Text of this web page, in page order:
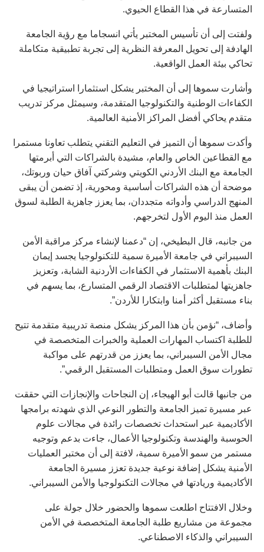
المتسارعة في هذا القطاع الحيوي.
ولفتت إلى أن تأسيس المختبر يأتي انسجاما مع رؤية الجامعة
الهادفة إلى تحويل المعرفة النظرية إلى تجربة تطبيقية متكاملة
تحاكي بيئة العمل الواقعية.
وأشارت سموها إلى أن المختبر يشكل استثمارا استراتيجيا في
الكفاءات الوطنية والتكنولوجيا المتقدمة، وسيمثل مركز تدريب
متقدم يحاكي أفضل المراكز الأمنية العالمية.
وأكدت سموها أن التميز في التعليم التقني يتطلب تعاونا مستمرا
مع القطاعين الخاص والعام، مشيدة بالشراكات التي أبرمتها
الجامعة مع البنك الأردني الكويتي وشركتي آفاق حيان وربوتك،
موضحة أن هذه الشراكات أساسية ومحورية، إذ تضمن أن يبقى
المنهج الدراسي وأدواته متجددان، بما يعزز جاهزية الطلبة لسوق
العمل منذ اليوم الأول لتخرجهم.
من جانبه، قال البطيخي، إن “دعمنا لإنشاء مركز مراقبة الأمن
السيبراني في جامعة الأميرة سمية للتكنولوجيا يجسد إيمان
البنك بأهمية الاستثمار في الكفاءات الأردنية الشابة، وتعزيز
جاهزيتها لمتطلبات الاقتصاد الرقمي المتسارع، بما يسهم في
بناء مستقبل أكثر أمنا وابتكارا للأردن”.
وأضاف، “نؤمن بأن هذا المركز يشكل منصة تدريبية متقدمة تتيح
للطلبة اكتساب المهارات العملية والخبرات المتخصصة في
مجال الأمن السيبراني، بما يعزز من قدرتهم على مواكبة
تطورات سوق العمل ومتطلبات المستقبل الرقمي”.
من جانبها قالت أبو الهيجاء، إن النجاحات والإنجازات التي حققت
عبر مسيرة تميز الجامعة والتطور النوعي الذي شهدته برامجها
الأكاديمية عبر استحداث تخصصات رائدة في مجالات علوم
الحوسبة والهندسة وتكنولوجيا الأعمال، جاءت بدعم وتوجيه
مستمر من سمو الأميرة سمية، لافتة إلى أن مختبر العمليات
الأمنية يشكل إضافة نوعية جديدة تعزز مسيرة الجامعة
الأكاديمية وريادتها في مجالات التكنولوجيا والأمن السيبراني.
وخلال الافتتاح اطلعت سموها والحضور خلال جولة على
مجموعة من مشاريع طلبة الجامعة المتخصصة في الأمن
السيبراني والذكاء الاصطناعي.